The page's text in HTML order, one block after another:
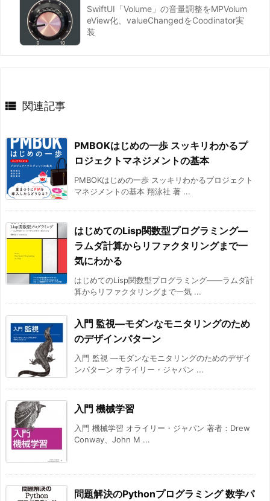
SwiftUI「Volume」の音量調整をMPVolum
eView化、valueChangedをCoodinator実
装
 関連記事
PMBOKはじめの一歩 スッキリわかるプ
ロジェクトマネジメントの基本
PMBOKはじめの一歩 スッキリわかるプロジェクト
マネジメントの基本 翔泳社 著 ...
はじめてのLisp関数型プログラミング―
ラムダ計算からリファクタリングまで一
気にわかる
はじめてのLisp関数型プログラミング――ラムダ計
算からリファクタリングまで一気 ...
入門 監視―モダンなモニタリングのため
のデザインパターン
入門 監視 ―モダンなモニタリングのためのデザイ
ンパターン オライリー・ジャパン ...
入門 機械学習
入門 機械学習 オライリー・ジャパン 著者：Drew
Conway、John M ...
問題解決のPythonプログラミング 数学パ